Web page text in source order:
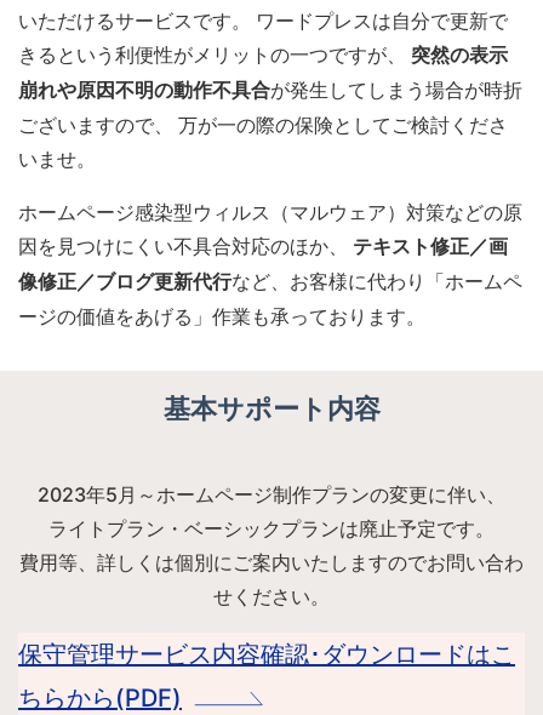
いただけるサービスです。 ワードプレスは自分で更新で
きるという利便性がメリットの一つですが、
突然の表示
崩れや原因不明の動作不具合が発生してしまう場合が時折
ございますので、 万が一の際の保険としてご検討くださ
いませ。
ホームページ感染型ウィルス（マルウェア）対策などの原
因を見つけにくい不具合対応のほか、
テキスト修正／画
像修正／ブログ更新代行など、お客様に代わり「ホームペ
ージの価値をあげる」作業も承っております。
基本サポート内容
2023年5月～ホームページ制作プランの変更に伴い、
ライトプラン・ベーシックプランは廃止予定です。
費用等、詳しくは個別にご案内いたしますのでお問い合わ
せください。
保守管理サービス内容確認･ダウンロードはこ
ちらから(PDF)